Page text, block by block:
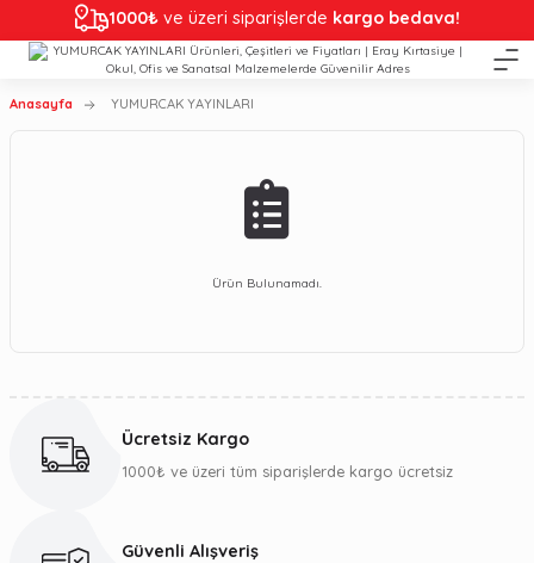
1000₺ ve üzeri siparişlerde kargo bedava!
Anasayfa YUMURCAK YAYINLARI
Ürün Bulunamadı.
Ücretsiz Kargo
1000₺ ve üzeri tüm siparişlerde kargo ücretsiz
Güvenli Alışveriş